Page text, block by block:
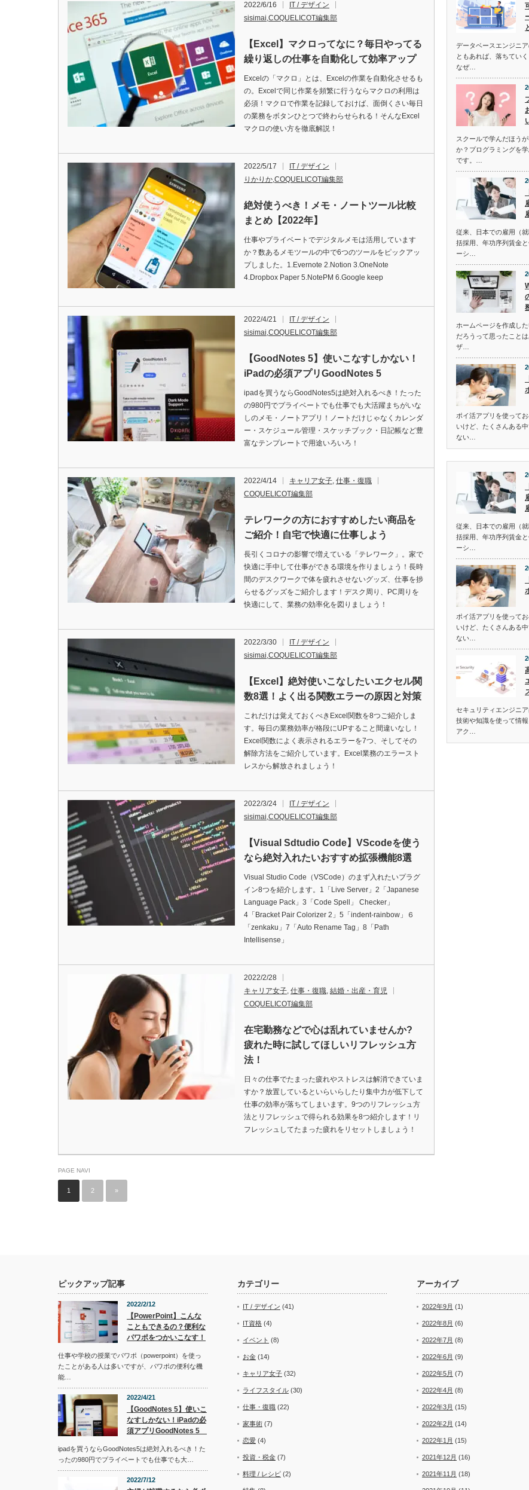
2022/6/16
IT / デザイン
sisimai,COQUELICOT編集部
【Excel】マクロってなに？毎日やってる
繰り返しの仕事を自動化して効率アップ
Excelの「マクロ」とは、Excelの作業を自動化させるも
の。Excelで同じ作業を頻繁に行うならマクロの利用は
必須！マクロで作業を記録しておけば、面倒くさい毎日
の業務をボタンひとつで終わらせられる！そんなExcel
マクロの使い方を徹底解説！
2022/5/17
IT / デザイン
りかりか,COQUELICOT編集部
絶対使うべき！メモ・ノートツール比較
まとめ【2022年】
仕事やプライベートでデジタルメモは活用しています
か？数あるメモツールの中で6つのツールをピックアッ
プしました。1.Evernote 2.Notion 3.OneNote
4.Dropbox Paper 5.NotePM 6.Google keep
2022/4/21
IT / デザイン
sisimai,COQUELICOT編集部
【GoodNotes 5】使いこなすしかない！
iPadの必須アプリGoodNotes 5
ipadを買うならGoodNotes5は絶対入れるべき！たった
の980円でプライベートでも仕事でも大活躍まちがいな
しのメモ・ノートアプリ！ノートだけじゃなくカレンダ
ー・スケジュール管理・スケッチブック・日記帳など豊
富なテンプレートで用途いろいろ！
2022/4/14 キャリア女子, 仕事・復職
COQUELICOT編集部
テレワークの方におすすめしたい商品を
ご紹介！自宅で快適に仕事しよう
長引くコロナの影響で増えている「テレワーク」。家で
快適に手中して仕事ができる環境を作りましょう！長時
間のデスクワークで体を疲れさせないグッズ、仕事を捗
らせるグッズをご紹介します！デスク周り、PC周りを
快適にして、業務の効率化を図りましょう！
2022/3/30
IT / デザイン
sisimai,COQUELICOT編集部
【Excel】絶対使いこなしたいエクセル関
数8選！よく出る関数エラーの原因と対策
これだけは覚えておくべきExcel関数を8つご紹介しま
す。毎日の業務効率が格段にUPすること間違いなし！
Excel関数によく表示されるエラーを7つ、そしてその
解除方法をご紹介しています。Excel業務のエラースト
レスから解放されましょう！
2022/3/24
IT / デザイン
sisimai,COQUELICOT編集部
【Visual Sdtudio Code】VScodeを使う
なら絶対入れたいおすすめ拡張機能8選
Visual Studio Code（VSCode）のまず入れたいプラグ
イン8つを紹介します。1「Live Server」2「Japanese
Language Pack」3「Code Spell」 Checker」
4「Bracket Pair Colorizer 2」5「indent-rainbow」６
「zenkaku」7「Auto Rename Tag」8「Path
Intellisense」
2022/2/28
キャリア女子, 仕事・復職, 結婚・出産・育児
COQUELICOT編集部
在宅勤務などで心は乱れていませんか?
疲れた時に試してほしいリフレッシュ方
法！
日々の仕事でたまった疲れやストレスは解消できていま
すか？放置しているといらいらしたり集中力が低下して
仕事の効率が落ちてしまいます。9つのリフレッシュ方
法とリフレッシュで得られる効果を8つ紹介します！リ
フレッシュしてたまった疲れをリセットしましょう！
PAGE NAVI
1 2 »
データベースエンジニ
ともあれば、落ちてい
なぜ…
スクールで学んだほう
か？プログラミングを
です。…
従来、日本での雇用（
括採用、年功序列賃金
ーシ…
ホームページを作成し
だろうって思ったこと
ザ…
ポイ活アプリを使って
いけど、たくさんある
ない…
従来、日本での雇用（
括採用、年功序列賃金
ーシ…
ポイ活アプリを使って
いけど、たくさんある
ない…
セキュリティエンジニ
技術や知識を使って情
アク…
ピックアップ記事
2022/2/12
【PowerPoint】こんな
こともできるの？便利な
パワポをつかいこなす！
仕事や学校の授業でパワポ（powerpoint）を使っ
たことがある人は多いですが、パワポの便利な機
能…
2022/4/21
【GoodNotes 5】使いこ
なすしかない！iPadの必
須アプリGoodNotes 5
ipadを買うならGoodNotes5は絶対入れるべき！た
ったの980円でプライベートでも仕事でも大…
2022/7/12
カテゴリー
IT / デザイン (41)
IT資格 (4)
イベント (8)
お金 (14)
キャリア女子 (32)
ライフスタイル (30)
仕事・復職 (22)
家事術 (7)
恋愛 (4)
投資・税金 (7)
料理 / レシピ (2)
アーカイブ
2022年9月 (1)
2022年8月 (6)
2022年7月 (8)
2022年6月 (9)
2022年5月 (7)
2022年4月 (8)
2022年3月 (15)
2022年2月 (14)
2022年1月 (15)
2021年12月 (16)
2021年11月 (18)